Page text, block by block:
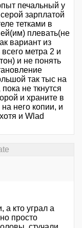
печальный у
зарплатой
тетками в
плевать(не
вариант из
метра 2 и
и не понять
так тыс на
не ткнутся
и храните в
него копии, и
и Wlad
а кто уграл а
просто